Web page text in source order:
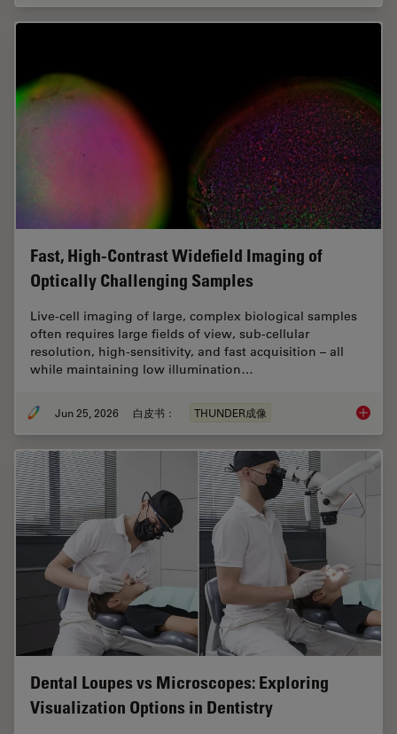
Fast, High-Contrast Widefield Imaging of
Optically Challenging Samples
Live‑cell imaging of large, complex biological samples
often requires large fields of view, sub-cellular
resolution, high-sensitivity, and fast acquisition – all
while maintaining low illumination…
Jun 25, 2026 白皮书： THUNDER成像 Fast,
Dental Loupes vs Microscopes: Exploring
Visualization Options in Dentistry